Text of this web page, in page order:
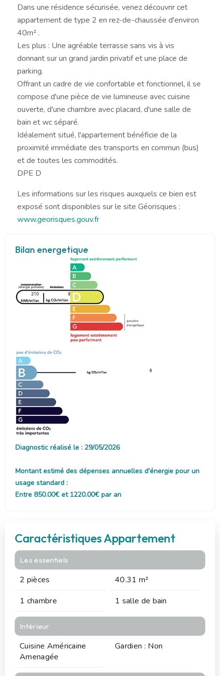
Dans une résidence sécurisée, venez découvrir cet
appartement de type 2 en rez-de-chaussée d'environ
40m² .
Les plus : Une agréable terrasse sans vis à vis
donnant sur un grand jardin privatif et une place de
parking.
Offrant un cadre de vie confortable et fonctionnel, il se
compose d'une pièce de vie lumineuse avec cuisine
ouverte, d'une chambre avec placard, d'une salle de
bain et wc séparé.
Idéalement situé, l'appartement bénéficie de la
proximité immédiate des transports en commun (bus)
et de toutes les commodités.
DPE D
Les informations sur les risques auxquels ce bien est
exposé sont disponibles sur le site Géorisques :
www.georisques.gouv.fr
Bilan energetique
210 8
8
Diagnostic réalisé le : 29/05/2026
Montant estimé des dépenses annuelles d'énergie pour un
usage standard :
Entre 850.00€ et 1220.00€ par an
Caractéristiques Appartement
Les essentiels
2 pièces
40.31 m²
1 chambre
1 salle de bain
Intérieur
Cuisine Américaine
Amenagée
Gardien : Non